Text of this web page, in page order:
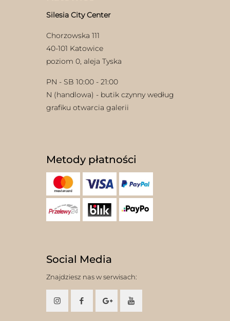
Silesia City Center
Chorzowska 111
40-101 Katowice
poziom 0, aleja Tyska
PN - SB 10:00 - 21:00
N (handlowa) - butik czynny według
grafiku otwarcia galerii
Metody płatności
Social Media
Znajdziesz nas w serwisach: